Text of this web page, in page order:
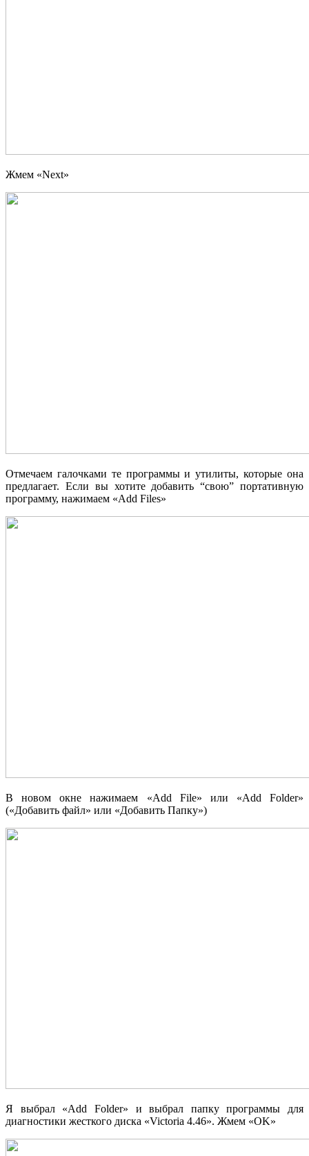
Жмем «Next»
Отмечаем галочками те программы и утилиты, которые она
предлагает. Если вы хотите добавить “свою” портативную
программу, нажимаем «Add Files»
В новом окне нажимаем «Add File» или «Add Folder»
(«Добавить файл» или «Добавить Папку»)
Я выбрал «Add Folder» и выбрал папку программы для
диагностики жесткого диска «Victoria 4.46». Жмем «OK»